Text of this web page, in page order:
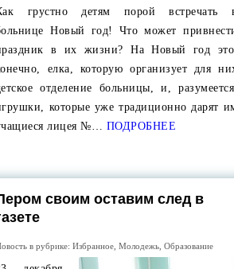
грустно детям порой встречать
Новый год! Что может
в их жизни? На Новый год
елка, которую организует для
отделение больницы, и,
которые уже традиционно дарят
лицея №… ПОДРОБНЕЕ
своим оставим след в
в рубрике: Избранное, Молодежь, Образование